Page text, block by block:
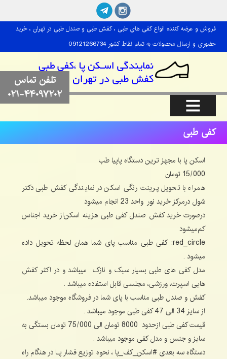
تلفن تماس
۰۲۱-۴۴۰۹۷۲۰۲
فروش و عرضه کننده انواع کفی های طبی ، کفش طبی و صندل طبی در تهران ، خرید
حضوری و ارسال محصولات به تمام نقاط کشور 09121266734
کفی طبی
اسکن پا با مجهز ترین دستگاه پاپیا طب
15/000 تومان
همراه با تحویل پرینت رنگی اسکن در نمایندگی کفش طبی دکتر
شول درمرکز خرید نور واحد 23 انجام میشود
درصورت خرید کفش صندل کفی طبی هزینه اسکن‌از خرید اجناس
کم‌میشود
red_circle: کفی طبی مناسب پای شما همان لحظه تحویل داده
میشود .
مدل کفی های طبی بسیار سبک و نازک میباشد و در اکثر کفش
هایی اسپرت، ورزشی، مجلسی قابل استفاده میباشد .
کفش و صندل طبی مناسب با پای شما در فروشگاه موجود میباشد.
از سایز 34 الی 47 کفی طبی موجود میباشد .
قیمت کفی طبی ازحدود 8000 تومان الی 75/000 تومان بستگی به
سایز و جنس و مدل کفی موجود میباشد .
دستگاه سه بعدی #اسکن_کف_پا ، نحوه توزیع فشار پـا در هنگام راه